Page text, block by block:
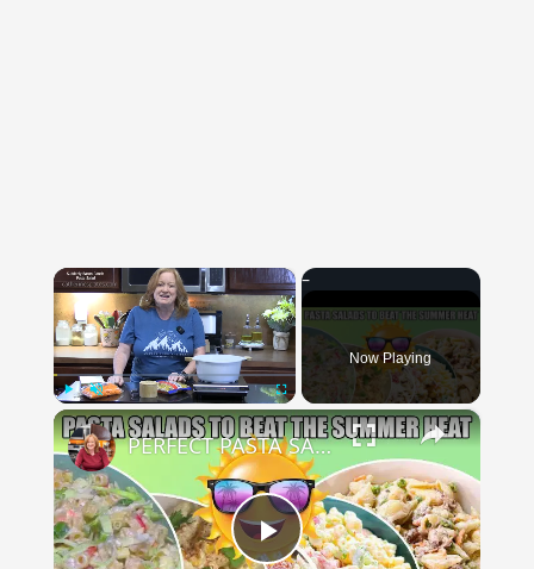
×
Play Unmute Fullscreen
Now Playing
×
PERFECT PASTA SALADS FOR YOUR SUMMER GET TOGETHERS